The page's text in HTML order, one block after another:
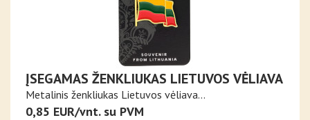
ĮSEGAMAS ŽENKLIUKAS LIETUVOS VĖLIAVA
Metalinis ženkliukas Lietuvos vėliava...
0,85 EUR/vnt. su PVM